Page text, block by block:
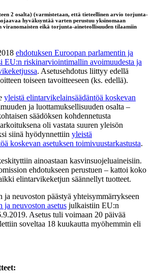
2 osalta) (varmistetaan, että tieteellinen arvio torjunta-
hyväksyntää varten perustuu yksinomaan
eikä torjunta-aineteollisuuden tilaamiin
ehdotuksen Euroopan parlamentin ja
EU:n riskinarviointimallin avoimuudesta ja
. Asetusehdotus liittyy edellä
toiseen tavoitteeseen (ks. edellä).
yleistä elintarvikelainsäädäntöä koskevan
ja luottamuksellisuuden osalta –
säädöksen kohdennetusta
oli vastata suuren yleisön
siinä hyödynnettiin yleistä
koskevan asetuksen toimivuustarkastusta.
ainoastaan kasvinsuojeluaineisiin.
ehdotukseen perustuen – kattoi koko
elintarvikeketjun säännellyt tuotteet.
ja neuvoston päästyä yhteisymmärrykseen
ja neuvoston asetus julkaistiin EU:n
Asetus tuli voimaan 20 päivää
soveltaa 18 kuukautta myöhemmin eli
: